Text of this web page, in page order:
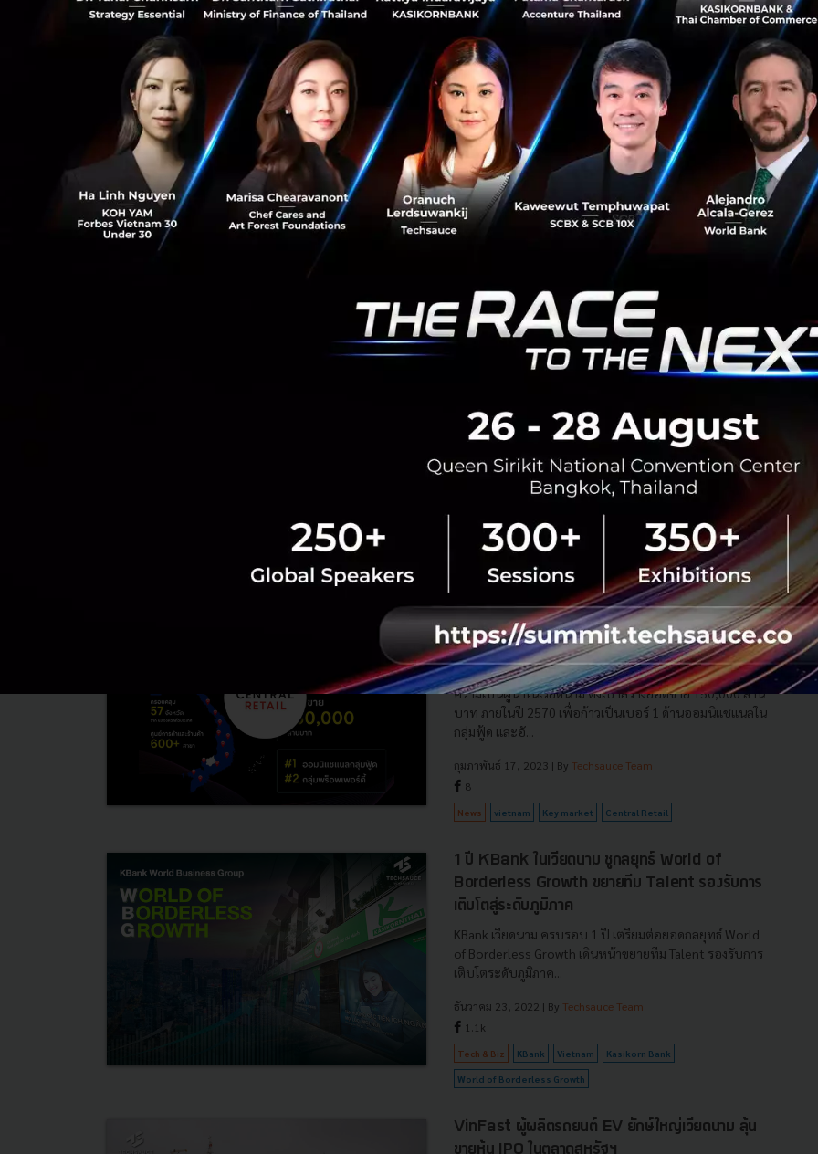
3
News technology
VinGroup หารือขายหุ้นใน Vincom Retail ยักษ์
ใหญ่วงการศูนย์การค้าเวียดนาม
กลุ่มบริษัทที่ใหญ่ที่สุดของเวียดนาม VinGroup Joint Stock
Company (Vingroup JSC) กำลังเจรจาหารือกันเพื่อขายหุ้นใน
Vincom Retail ที่พัฒนาเกี่ยวกับห้างสรรพสินค้าในเวียดนาม...
มีนาคม 31, 2023
Techsauce Team
Central-Group
บุกอาณาจักร Central Retail เวียดนาม ยอดขายปี
ละ 40,000 ล้าน ปั้น GO! แบรนด์ไทยชิงเบอร์ 1
บุกอาณาจักร Central Retail เวียดนาม ยอดขายปีละ 40,000
ล้าน ปั้น GO! แบรนด์ไทยชิงเบอร์ 1...
กุมภาพันธ์ 24, 2023 | ByTechsauce Team
Central Retail ตอกย้ำความเป็นผู้นำ ทุ่มงบ 5 หมื่น
ลบ. ใต้โรดแมป 5 ปี ปักหมุดเวียดนามเป็น key
market
Central Retail เดินหน้าลงทุน 5 ปี 50,000 ล้านบาท ต่อยอด
ความเป็นผู้นำในเวียดนาม ตั้งเป้าสร้างยอดขาย 150,000 ล้าน
บาท ภายในปี 2570 เพื่อก้าวเป็นเบอร์ 1 ด้านออมนิแชแนลใน
กลุ่มฟู้ด และอั...
กุมภาพันธ์ 17, 2023 | By Techsauce Team
8
News vietnam Key market Central Retail
1 ปี KBank ในเวียดนาม ชูกลยุทธ์ World of
Borderless Growth ขยายทีม Talent รองรับการ
เติบโตสู่ระดับภูมิภาค
KBank เวียดนาม ครบรอบ 1 ปี เตรียมต่อยอดกลยุทธ์ World
of Borderless Growth เดินหน้าขยายทีม Talent รองรับการ
เติบโตระดับภูมิภาค...
ธันวาคม 23, 2022 | By Techsauce Team
1.1k
Tech & Biz KBank Vietnam Kasikorn Bank
World of Borderless Growth
VinFast ผู้ผลิตรถยนต์ EV ยักษ์ใหญ่เวียดนาม ลุ้น
ขายหุ้น IPO ในตลาดสหรัฐฯ